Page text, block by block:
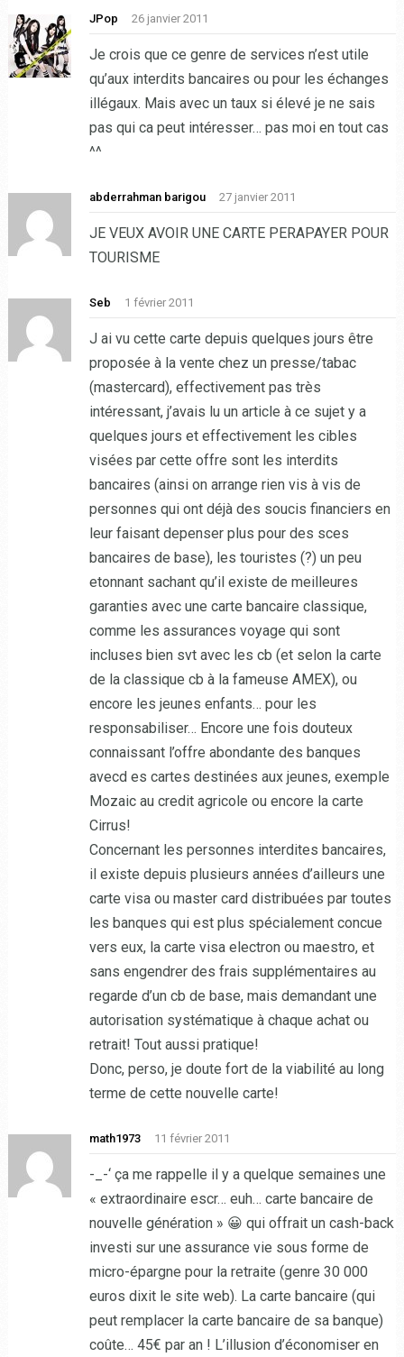
JPop 26 janvier 2011
Je crois que ce genre de services n’est utile
qu’aux interdits bancaires ou pour les échanges
illégaux. Mais avec un taux si élevé je ne sais
pas qui ca peut intéresser… pas moi en tout cas
^^
abderrahman barigou 27 janvier 2011
JE VEUX AVOIR UNE CARTE PERAPAYER POUR
TOURISME
Seb 1 février 2011
J ai vu cette carte depuis quelques jours être
proposée à la vente chez un presse/tabac
(mastercard), effectivement pas très
intéressant, j’avais lu un article à ce sujet y a
quelques jours et effectivement les cibles
visées par cette offre sont les interdits
bancaires (ainsi on arrange rien vis à vis de
personnes qui ont déjà des soucis financiers en
leur faisant depenser plus pour des sces
bancaires de base), les touristes (?) un peu
etonnant sachant qu’il existe de meilleures
garanties avec une carte bancaire classique,
comme les assurances voyage qui sont
incluses bien svt avec les cb (et selon la carte
de la classique cb à la fameuse AMEX), ou
encore les jeunes enfants… pour les
responsabiliser… Encore une fois douteux
connaissant l’offre abondante des banques
avecd es cartes destinées aux jeunes, exemple
Mozaic au credit agricole ou encore la carte
Cirrus!
Concernant les personnes interdites bancaires,
il existe depuis plusieurs années d’ailleurs une
carte visa ou master card distribuées par toutes
les banques qui est plus spécialement concue
vers eux, la carte visa electron ou maestro, et
sans engendrer des frais supplémentaires au
regarde d’un cb de base, mais demandant une
autorisation systématique à chaque achat ou
retrait! Tout aussi pratique!
Donc, perso, je doute fort de la viabilité au long
terme de cette nouvelle carte!
math1973 11 février 2011
-_-‘ ça me rappelle il y a quelque semaines une
« extraordinaire escr… euh… carte bancaire de
nouvelle génération » 😀 qui offrait un cash-back
investi sur une assurance vie sous forme de
micro-épargne pour la retraite (genre 30 000
euros dixit le site web). La carte bancaire (qui
peut remplacer la carte bancaire de sa banque)
coûte… 45€ par an ! L’illusion d’économiser en